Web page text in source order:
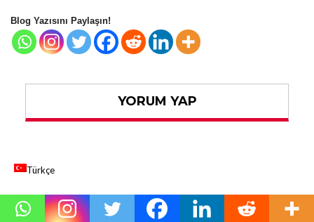
Blog Yazısını Paylaşın!
YORUM YAP
Türkçe